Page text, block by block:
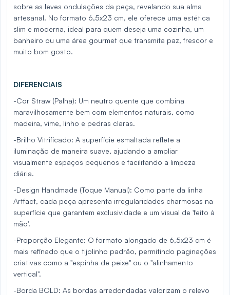
sobre as leves ondulações da peça, revelando sua alma
artesanal. No formato 6,5x23 cm, ele oferece uma estética
slim e moderna, ideal para quem deseja uma cozinha, um
banheiro ou uma área gourmet que transmita paz, frescor e
muito bom gosto.
DIFERENCIAIS
-Cor Straw (Palha): Um neutro quente que combina
maravilhosamente bem com elementos naturais, como
madeira, vime, linho e pedras claras.
-Brilho Vitrificado: A superfície esmaltada reflete a
iluminação de maneira suave, ajudando a ampliar
visualmente espaços pequenos e facilitando a limpeza
diária.
-Design Handmade (Toque Manual): Como parte da linha
Artfact, cada peça apresenta irregularidades charmosas na
superfície que garantem exclusividade e um visual de 'feito à
mão'.
-Proporção Elegante: O formato alongado de 6,5x23 cm é
mais refinado que o tijolinho padrão, permitindo paginações
criativas como a "espinha de peixe" ou o "alinhamento
vertical".
-Borda BOLD: As bordas arredondadas valorizam o relevo